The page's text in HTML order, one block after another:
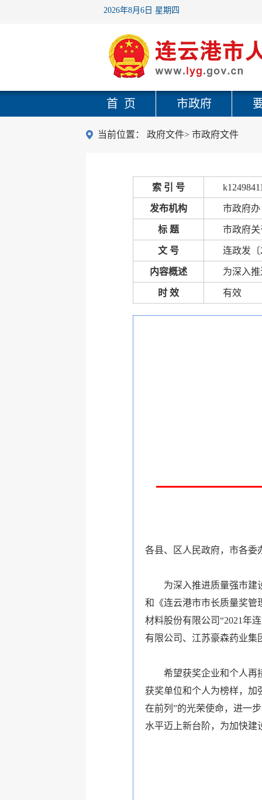
2026年8月6日 星期四
首 页 市政府
当前位置： 政府文件> 市政府文件
索 引 号
发布机构 市政府办
标 题 市政府
文 号 连政发〔
内容概述 为深入
时 效 有效
各县、区人民政府，市各委
为深入推进质量强市建
和《连云港市市长质量奖管
材料股份有限公司“2021年
有限公司、江苏豪森药业集
希望获奖企业和个人再
获奖单位和个人为榜样，加
在前列”的光荣使命，进一
水平迈上新台阶，为加快建